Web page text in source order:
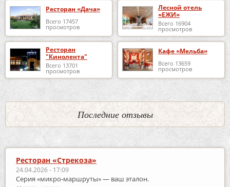
Ресторан «Дача»
Всего 17457
просмотров
Лесной отель
«ЕЖИ»
Всего 16904
просмотров
Ресторан
"Кинолента"
Всего 13701
просмотров
Кафе «Мельба»
Всего 13659
просмотров
Последние отзывы
Ресторан «Стрекоза»
24.04.2026 - 17:09
Серия «микро‑маршруты» — ваш эталон.